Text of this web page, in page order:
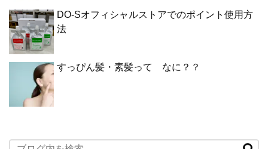
DO-Sオフィシャルストアでのポイント使用方
法
すっぴん髪・素髪って なに？？